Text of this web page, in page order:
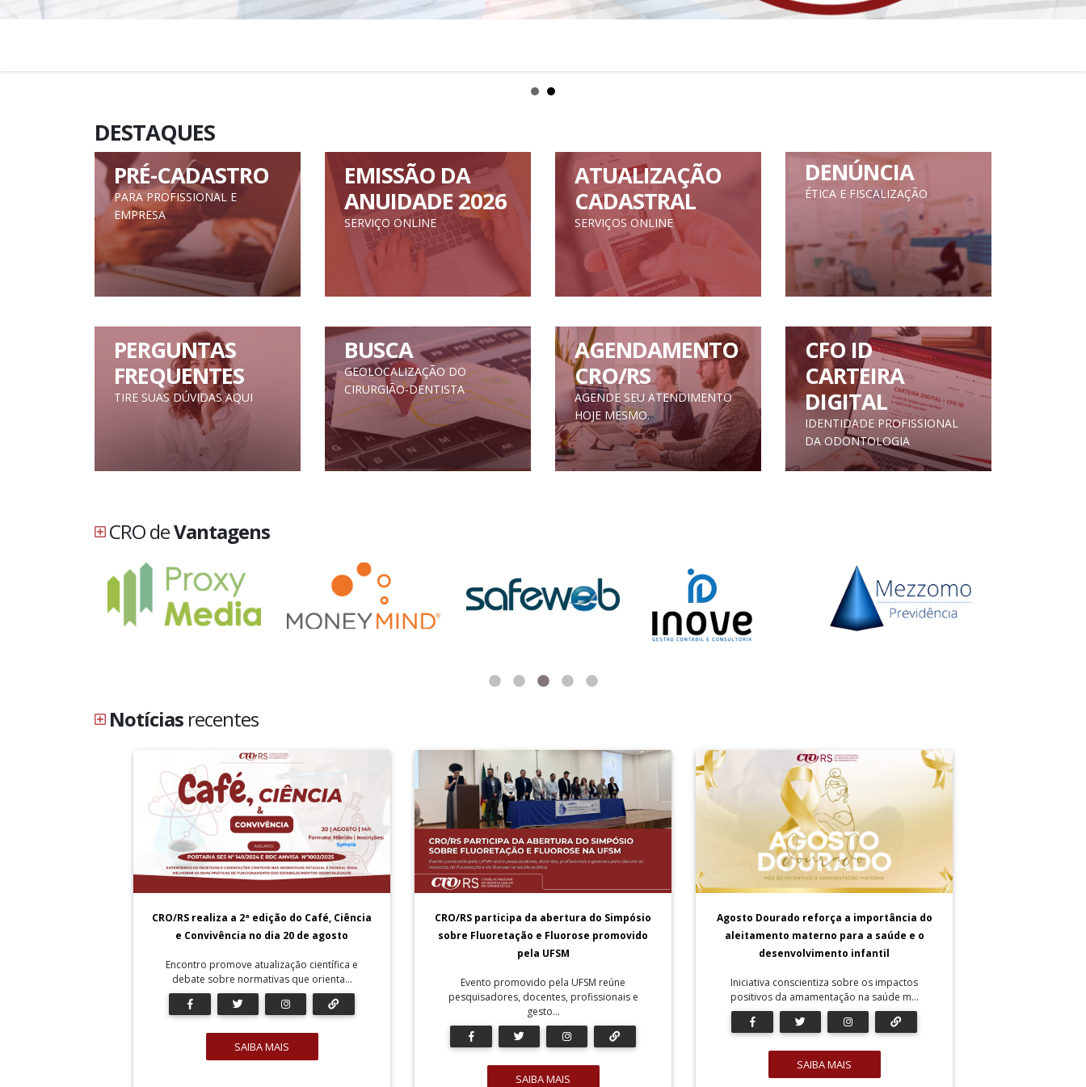
DESTAQUES
PRÉ-CADASTRO
PARA PROFISSIONAL E
EMPRESA
EMISSÃO DA
ANUIDADE 2026
SERVIÇO ONLINE
ATUALIZAÇÃO
CADASTRAL
SERVIÇOS ONLINE
DENÚNCIA
ÉTICA E FISCALIZAÇÃO
PERGUNTAS
FREQUENTES
TIRE SUAS DÚVIDAS AQUI
BUSCA
GEOLOCALIZAÇÃO DO
CIRURGIÃO-DENTISTA
AGENDAMENTO
CRO/RS
AGENDE SEU ATENDIMENTO
HOJE MESMO.
CFO ID
CARTEIRA
DIGITAL
IDENTIDADE PROFISSIONAL
DA ODONTOLOGIA
CRO deVantagens
Notícias recentes
CRO/RS realiza a 2ª edição do Café, Ciência
e Convivência no dia 20 de agosto
Encontro promove atualização científica e
debate sobre normativas que orienta...
SAIBA MAIS
CRO/RS participa da abertura do Simpósio
sobre Fluoretação e Fluorose promovido
pela UFSM
Evento promovido pela UFSM reúne
pesquisadores, docentes, profissionais e
gesto...
SAIBA MAIS
Agosto Dourado reforça a importância do
aleitamento materno para a saúde e o
desenvolvimento infantil
Iniciativa conscientiza sobre os impactos
positivos da amamentação na saúde m...
SAIBA MAIS